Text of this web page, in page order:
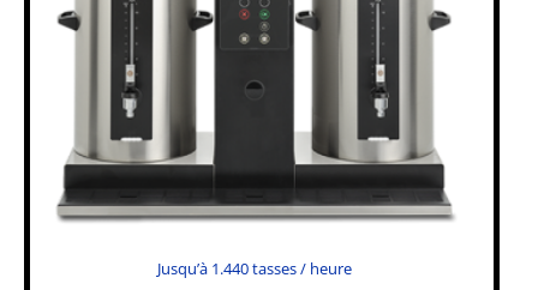
Jusqu’à 1.440 tasses / heure